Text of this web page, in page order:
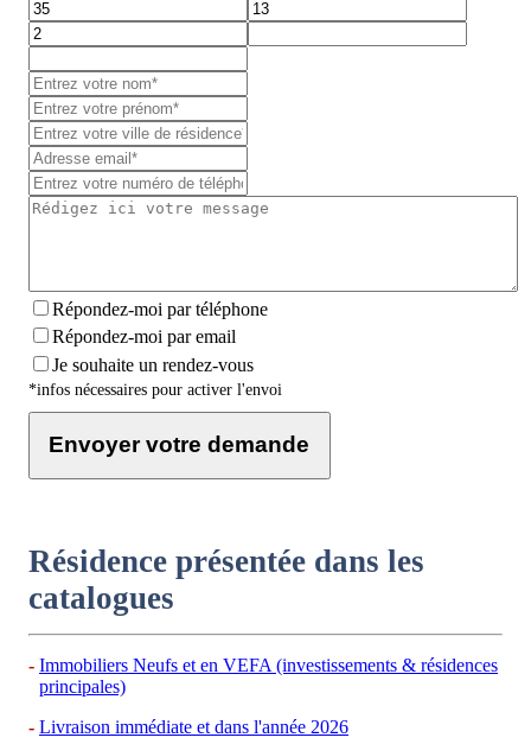
Répondez-moi par téléphone
Répondez-moi par email
Je souhaite un rendez-vous
*infos nécessaires pour activer l'envoi
Envoyer votre demande
Résidence présentée dans les
catalogues
Immobiliers Neufs et en VEFA (investissements & résidences
principales)
Livraison immédiate et dans l'année 2026